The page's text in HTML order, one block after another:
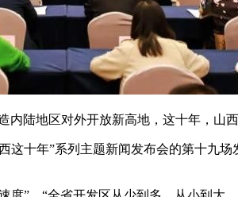
陆地区对外开放新高地，这十年，山西
十年”系列主题新闻发布会的第十九场